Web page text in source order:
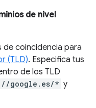
de nivel
coincidencia para
(TLD). Especifica tus
de los TLD
google.es/* y